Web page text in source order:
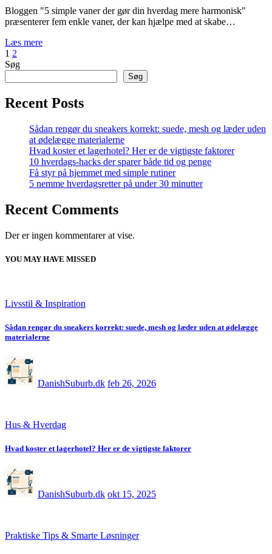
Bloggen "5 simple vaner der gør din hverdag mere harmonisk"
præsenterer fem enkle vaner, der kan hjælpe med at skabe…
Læs mere
Indlægsinddeling
1 2
Søg
Søg
Recent Posts
Sådan rengør du sneakers korrekt: suede, mesh og læder uden
at ødelægge materialerne
Hvad koster et lagerhotel? Her er de vigtigste faktorer
10 hverdags-hacks der sparer både tid og penge
Få styr på hjemmet med simple rutiner
5 nemme hverdagsretter på under 30 minutter
Recent Comments
Der er ingen kommentarer at vise.
YOU MAY HAVE MISSED
Livsstil & Inspiration
Sådan rengør du sneakers korrekt: suede, mesh og læder uden at ødelægge
materialerne
DanishSuburb.dk feb 26, 2026
Hus & Hverdag
Hvad koster et lagerhotel? Her er de vigtigste faktorer
DanishSuburb.dk okt 15, 2025
Praktiske Tips & Smarte Løsninger